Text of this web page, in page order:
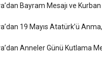
Bayram Mesajı ve
19 Mayıs Atatürk’ü
Anneler Günü Kutlama